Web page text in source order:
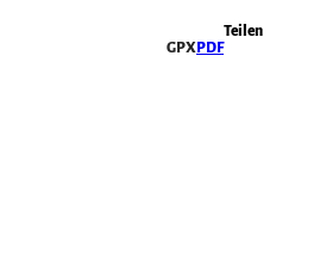
GPX PDF
Teilen